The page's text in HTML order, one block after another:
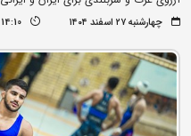
چهارشنبه ۲۷ اسفند ۱۴۰۴ 14:10